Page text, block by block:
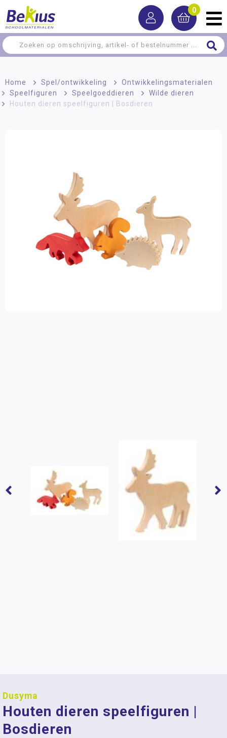
0
Home > Spel/ontwikkeling > Ontwikkelingsmaterialen
Speelfiguren
> Speelgoeddieren > Wilde dieren
Houten dieren speelfiguren | Bosdieren
Dusyma
Houten dieren speelfiguren |
Bosdieren